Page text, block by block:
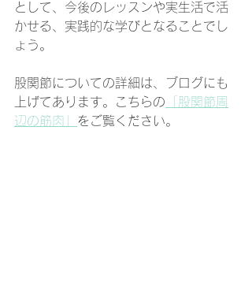
として、今後のレッスンや実生活で活
かせる、実践的な学びとなることでし
ょう。
股関節についての詳細は、ブログにも
上げてあります。こちらの 「股関節周
辺の筋肉」
をご覧ください。